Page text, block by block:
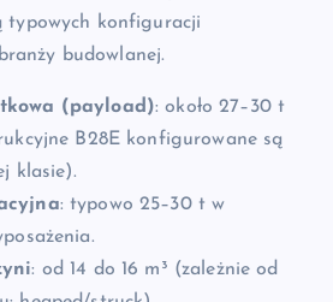
typowych konfiguracji
budowlanej.
(payload): około 27–30 t
B28E konfigurowane są
klasie).
: typowo 25–30 t w
: od 14 do 16 m³ (zależnie od